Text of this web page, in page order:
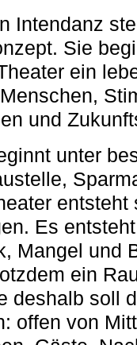
Intendanz
Sie
ein
und
unter
entsteht
Es
Mangel und
ein
deshalb soll
offen von